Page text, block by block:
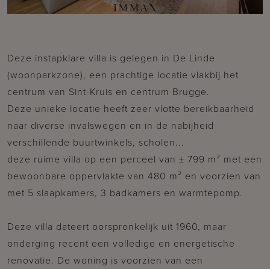
Deze instapklare villa is gelegen in De Linde
(woonparkzone), een prachtige locatie vlakbij het
centrum van Sint-Kruis en centrum Brugge.
Deze unieke locatie heeft zeer vlotte bereikbaarheid
naar diverse invalswegen en in de nabijheid
verschillende buurtwinkels, scholen...
deze ruime villa op een perceel van ± 799 m² met een
bewoonbare oppervlakte van 480 m² en voorzien van
met 5 slaapkamers, 3 badkamers en warmtepomp.
Deze villa dateert oorspronkelijk uit 1960, maar
onderging recent een volledige en energetische
renovatie. De woning is voorzien van een